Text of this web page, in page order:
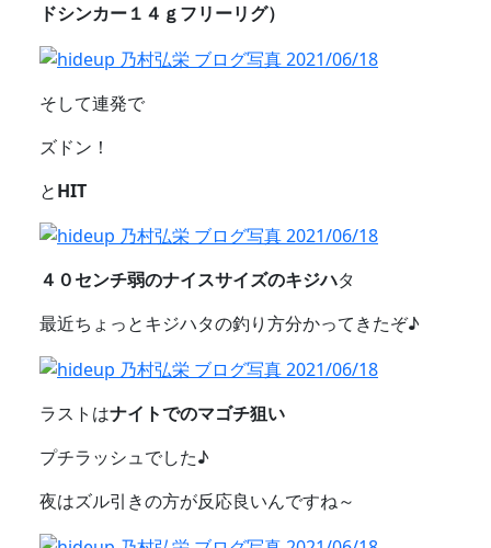
ドシンカー１４ｇフリーリグ）
そして連発で
ズドン！
とHIT
４０センチ弱のナイスサイズのキジハタ
最近ちょっとキジハタの釣り方分かってきたぞ♪
ラストはナイトでのマゴチ狙い
プチラッシュでした♪
夜はズル引きの方が反応良いんですね～